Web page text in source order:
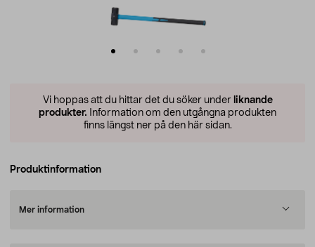
Vi hoppas att du hittar det du söker under liknande
produkter. Information om den utgångna produkten
finns längst ner på den här sidan.
Produktinformation
Mer information